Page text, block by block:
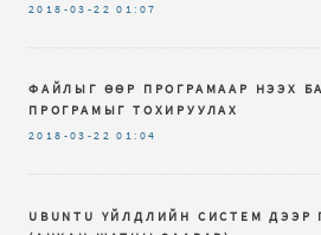
2018-03-22 01:07
ФАЙЛЫГ ӨӨР ПРОГРАМААР НЭЭХ
ПРОГРАМЫГ ТОХИРУУЛАХ
2018-03-22 01:04
UBUNTU ҮЙЛДЛИЙН СИСТЕМ ДЭЭР